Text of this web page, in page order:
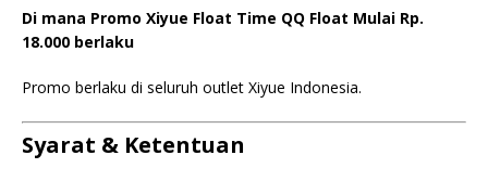
Di mana Promo Xiyue Float Time QQ Float Mulai Rp.
18.000 berlaku
Promo berlaku di seluruh outlet Xiyue Indonesia.
Syarat & Ketentuan